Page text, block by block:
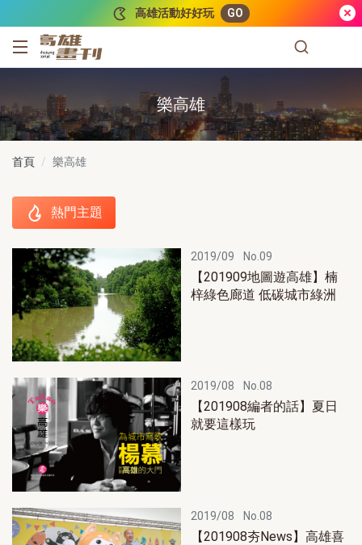
高雄活動好好玩 GO
高雄畫刊
樂高雄
首頁 樂高雄
熱門主題
2019/09 No.09
【201909地圖遊高雄】楠
梓綠色廊道 低碳城市綠洲
2019/08 No.08
【201908編者的話】夏日
就要這樣玩
2019/08 No.08
【201908夯News】高雄喜